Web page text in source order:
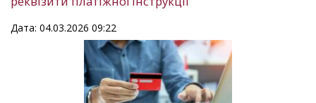
Дата: 04.03.2026 09:22